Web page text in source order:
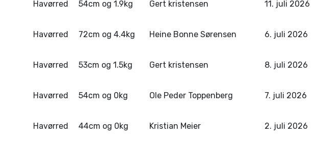
Havørred 54cm og 1.9kg Gert kristensen 11. juli 2026
Havørred 72cm og 4.4kg Heine Bonne Sørensen 6. juli 2026
Havørred 53cm og 1.5kg Gert kristensen 8. juli 2026
Havørred 54cm og 0kg Ole Peder Toppenberg 7. juli 2026
Havørred 44cm og 0kg Kristian Meier 2. juli 2026